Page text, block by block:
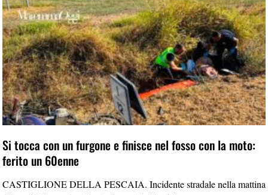
Si tocca con un furgone e finisce nel fosso con la moto:
ferito un 60enne
CASTIGLIONE DELLA PESCAIA. Incidente stradale nella mattina